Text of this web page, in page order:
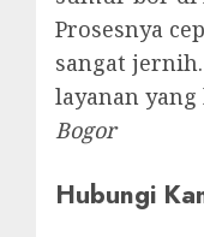
Prosesnya
sangat
layanan yang
Bogor
Hubungi